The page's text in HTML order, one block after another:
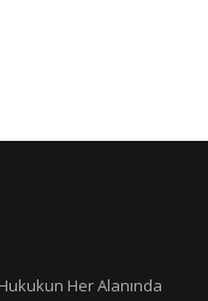
Her Alanında